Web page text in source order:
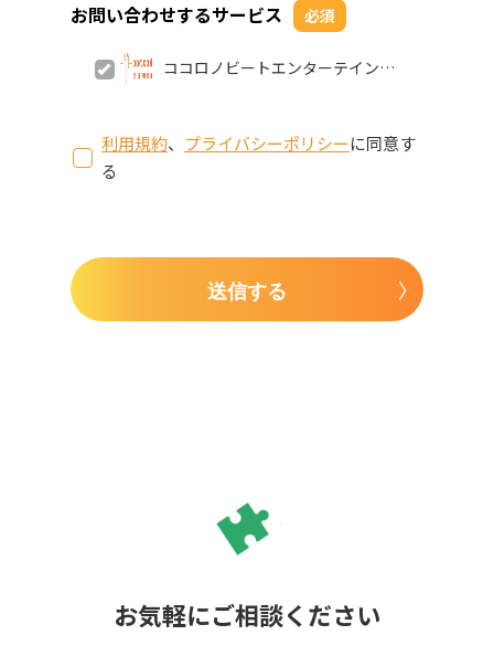
お問い合わせするサービス 必須
ココロノビートエンターテインメ
利用規約、 プライバシーポリシーに同意す
る
送信する
お気軽にご相談ください